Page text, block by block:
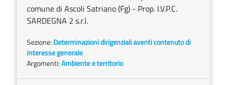
comune di Ascoli Satriano (Fg) - Prop. I.V.P.C.
SARDEGNA 2 s.r.l.
Sezione: Determinazioni dirigenziali aventi contenuto di
interesse generale
Argomenti:Ambiente e territorio